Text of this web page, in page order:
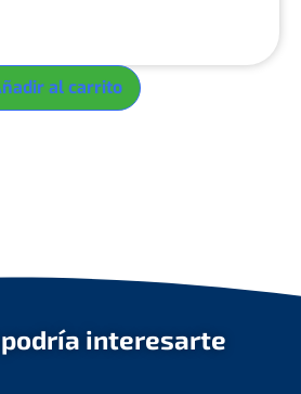
al carrito
interesarte